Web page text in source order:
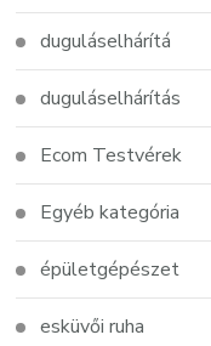
duguláselhárítá
duguláselhárítás
Ecom Testvérek
Egyéb kategória
épületgépészet
esküvői ruha